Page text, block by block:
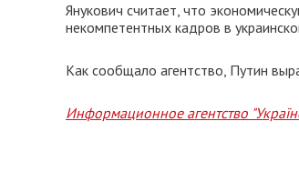
Янукович считает, что
некомпетентных кадров в
Как сообщало агентство, Путин
Информационное агентство